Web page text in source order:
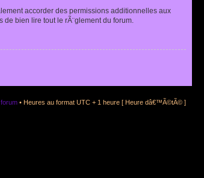
accorder des permissions additionnelles aux
bien lire tout le rÃ¨glement du forum.
• Heures au format UTC + 1 heure [ Heure dâ€™Ã©tÃ© ]